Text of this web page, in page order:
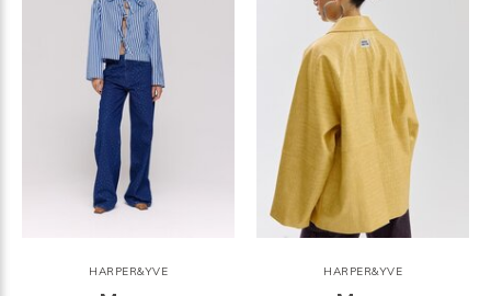
HARPER&YVE HARPER&YVE